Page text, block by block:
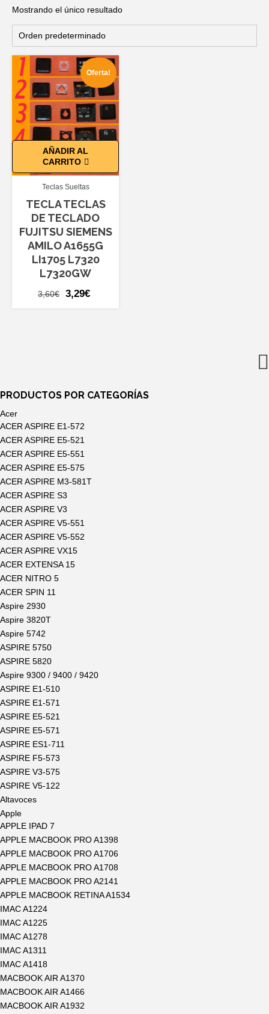
Mostrando el único resultado
AÑADIR AL
CARRITO
Oferta!
Teclas Sueltas
TECLA TECLAS
DE TECLADO
FUJITSU SIEMENS
AMILO A1655G
LI1705 L7320
L7320GW
3,60€
El
3,29€
PRODUCTOS POR CATEGORÍAS
Acer
ACER ASPIRE E1-572
ACER ASPIRE E5-521
ACER ASPIRE E5-551
ACER ASPIRE E5-575
ACER ASPIRE M3-581T
ACER ASPIRE S3
ACER ASPIRE V3
ACER ASPIRE V5-551
ACER ASPIRE V5-552
ACER ASPIRE VX15
ACER EXTENSA 15
ACER NITRO 5
ACER SPIN 11
Aspire 2930
Aspire 3820T
Aspire 5742
ASPIRE 5750
ASPIRE 5820
Aspire 9300 / 9400 / 9420
ASPIRE E1-510
ASPIRE E1-571
ASPIRE E5-521
ASPIRE E5-571
ASPIRE ES1-711
ASPIRE F5-573
ASPIRE V3-575
ASPIRE V5-122
Altavoces
Apple
APPLE IPAD 7
APPLE MACBOOK PRO A1398
APPLE MACBOOK PRO A1706
APPLE MACBOOK PRO A1708
APPLE MACBOOK PRO A2141
APPLE MACBOOK RETINA A1534
IMAC A1224
IMAC A1225
IMAC A1278
IMAC A1311
IMAC A1418
MACBOOK AIR A1370
MACBOOK AIR A1466
MACBOOK AIR A1932